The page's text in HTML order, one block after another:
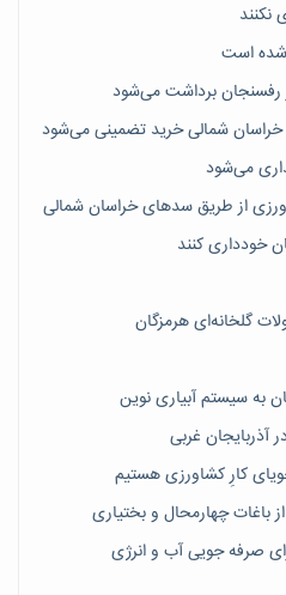
نکنند
خراسان شمالی خرید تضمینی می‌شود
می‌شود
خودداری کنند
گلخانه‌ای هرمزگان
کارِ کشاورزی هستیم
صرفه جویی آب و انرژی